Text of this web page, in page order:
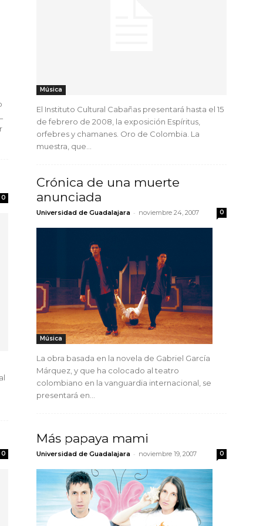
Música
El Instituto Cultural Cabañas presentará hasta el 15
de febrero de 2008, la exposición Espíritus,
orfebres y chamanes. Oro de Colombia. La
muestra, que...
0
Crónica de una muerte
anunciada
Universidad de Guadalajara - noviembre 24, 2007 0
Música
La obra basada en la novela de Gabriel García
Márquez, y que ha colocado al teatro
colombiano en la vanguardia internacional, se
presentará en...
0
Más papaya mami
Universidad de Guadalajara - noviembre 19, 2007 0